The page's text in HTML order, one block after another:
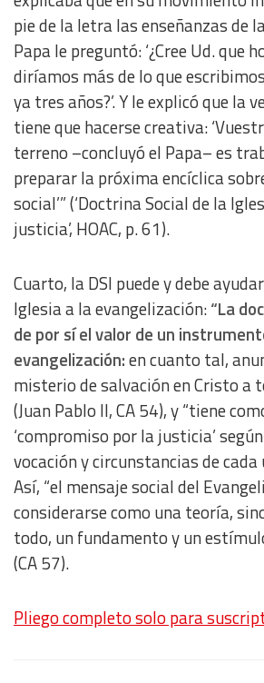
pie de la letra las enseñanzas de
Papa le preguntó: ‘¿Cree Ud. que
diríamos más de lo que
ya tres años?’. Y le explicó que la
tiene que hacerse creativa:
terreno –concluyó el Papa– es
preparar la próxima encíclica
social’” (‘Doctrina Social de la
justicia’, HOAC, p. 61).
Cuarto, la DSI puede y debe
Iglesia a la evangelización:“La
de por sí el valor de un
evangelización:en cuanto tal,
misterio de salvación en Cristo a
(Juan Pablo II, CA 54), y “tiene
‘compromiso por la justicia’
vocación y circunstancias de cada
Así, “el mensaje social del
considerarse como una teoría,
todo, un fundamento y un
(CA 57).
Pliego completo solo para
Essential
Analytical
Functional
Advertising